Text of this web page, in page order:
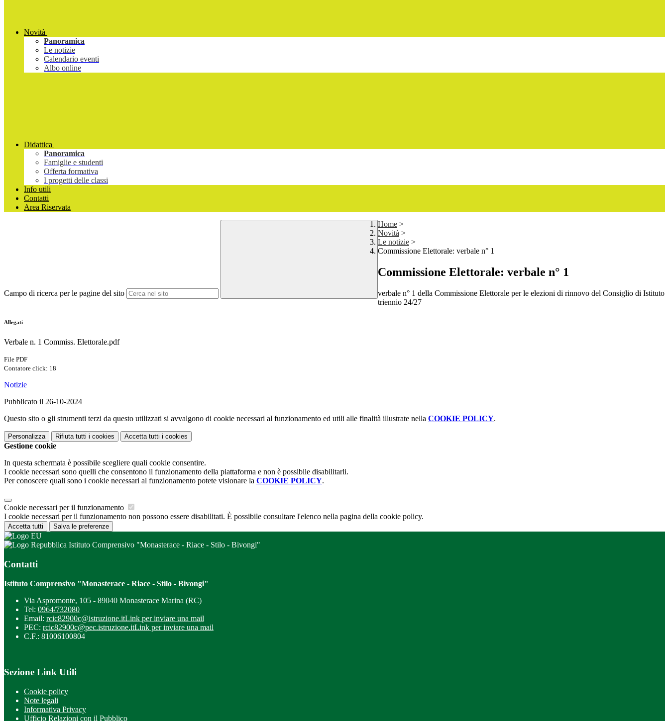
Novità
Panoramica
Le notizie
Calendario eventi
Albo online
Didattica
Panoramica
Famiglie e studenti
Offerta formativa
I progetti delle classi
Info utili
Contatti
Area Riservata
Campo di ricerca per le pagine del sito
Home >
Novità >
Le notizie >
Commissione Elettorale: verbale n° 1
Commissione Elettorale: verbale n° 1
verbale n° 1 della Commissione Elettorale per le elezioni di rinnovo del Consiglio di Istituto
triennio 24/27
Allegati
Verbale n. 1 Commiss. Elettorale.pdf
File PDF
Contatore click: 18
Notizie
Pubblicato il 26-10-2024
Questo sito o gli strumenti terzi da questo utilizzati si avvalgono di cookie necessari al funzionamento ed utili alle finalità illustrate nella COOKIE POLICY.
Personalizza Rifiuta tutti i cookies Accetta tutti i cookies
Gestione cookie
In questa schermata è possibile scegliere quali cookie consentire.
I cookie necessari sono quelli che consentono il funzionamento della piattaforma e non è possibile disabilitarli.
Per conoscere quali sono i cookie necessari al funzionamento potete visionare la COOKIE POLICY.
Cookie necessari per il funzionamento
I cookie necessari per il funzionamento non possono essere disabilitati. È possibile consultare l'elenco nella pagina della cookie policy.
Accetta tutti Salva le preferenze
Istituto Comprensivo "Monasterace - Riace - Stilo - Bivongi"
Contatti
Istituto Comprensivo "Monasterace - Riace - Stilo - Bivongi"
Via Aspromonte, 105 - 89040 Monasterace Marina (RC)
Tel: 0964/732080
Email: rcic82900c@istruzione.itLink per inviare una mail
PEC: rcic82900c@pec.istruzione.itLink per inviare una mail
C.F.: 81006100804
Sezione Link Utili
Cookie policy
Note legali
Informativa Privacy
Ufficio Relazioni con il Pubblico